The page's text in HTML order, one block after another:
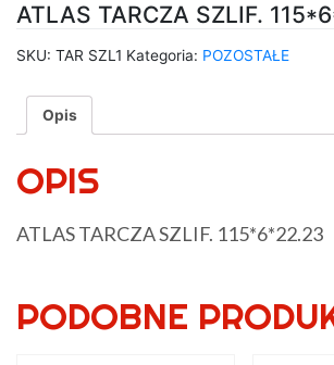
ATLAS TARCZA SZLIF.
SKU: TAR SZL1 Kategoria: POZOSTAŁE
Opis
OPIS
ATLAS TARCZA SZLIF. 115*6*22.23
PODOBNE